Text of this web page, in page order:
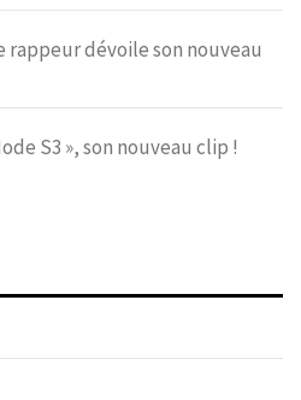
rappeur dévoile son nouveau
S3 », son nouveau clip !